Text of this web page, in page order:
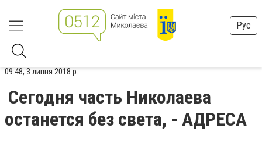
Рус
09:48, 3 липня 2018 р.
Сегодня часть Николаева
останется без света, - АДРЕСА